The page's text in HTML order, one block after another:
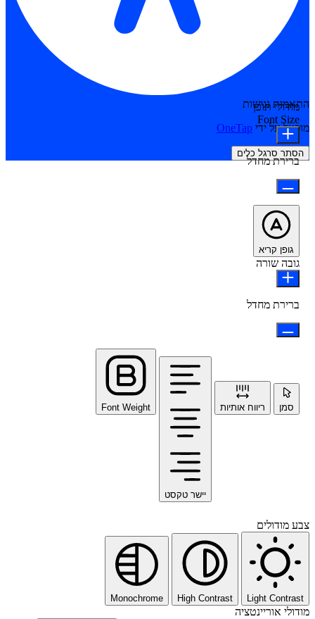
התאמות נגישות
מופעל על ידי OneTap
הסתר סרגל כלים
מודולי תוכן
Font Size
ברירת מחדל
גופן קריא
גובה שורה
ברירת מחדל
סמן ריווח אותיות
יישר טקסט
Font Weight
צבע מודולים
Light Contrast
High Contrast
Monochrome
מודולי אוריינטציה